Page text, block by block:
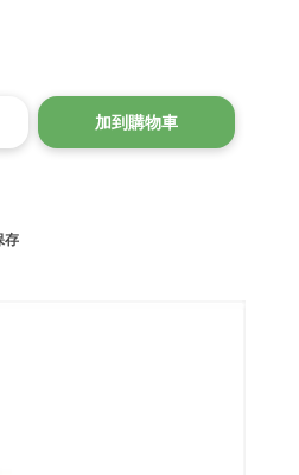
加到購物車
存